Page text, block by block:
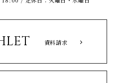
資料請求